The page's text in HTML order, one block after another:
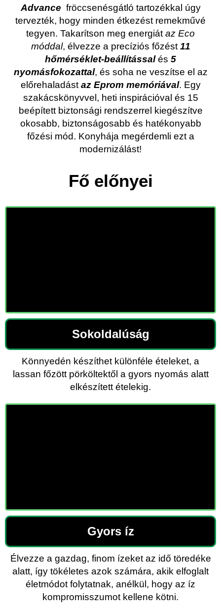
Advance fröccsenésgátló tartozékkal úgy
tervezték, hogy minden étkezést remekművé
tegyen. Takarítson meg energiát az Eco
móddal, élvezze a precíziós főzést 11
hőmérséklet-beállítássalés 5
nyomásfokozattal, és soha ne veszítse el az
előrehaladást az Eprom memóriával. Egy
szakácskönyvvel, heti inspirációval és 15
beépített biztonsági rendszerrel kiegészítve
okosabb, biztonságosabb és hatékonyabb
főzési mód. Konyhája megérdemli ezt a
modernizálást!
Fő előnyei
Sokoldalúság
Könnyedén készíthet különféle ételeket, a
lassan főzött pörköltektől a gyors nyomás alatt
elkészített ételekig.
Gyors íz
Élvezze a gazdag, finom ízeket az idő töredéke
alatt, így tökéletes azok számára, akik elfoglalt
életmódot folytatnak, anélkül, hogy az íz
kompromisszumot kellene kötni.